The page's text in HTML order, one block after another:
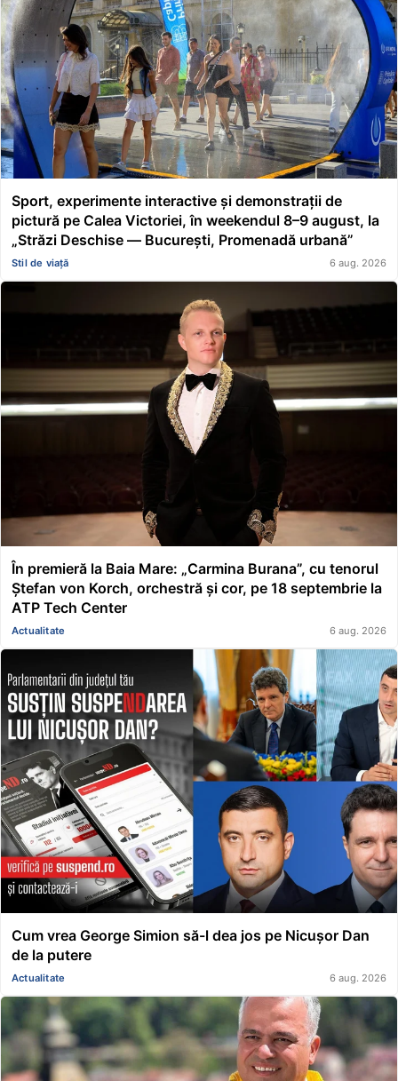
Sport, experimente interactive și demonstrații de
pictură pe Calea Victoriei, în weekendul 8–9 august, la
„Străzi Deschise — București, Promenadă urbană”
Stil de viață 6 aug. 2026
În premieră la Baia Mare: „Carmina Burana”, cu tenorul
Ștefan von Korch, orchestră și cor, pe 18 septembrie la
ATP Tech Center
Actualitate 6 aug. 2026
Cum vrea George Simion să-l dea jos pe Nicușor Dan
de la putere
Actualitate 6 aug. 2026